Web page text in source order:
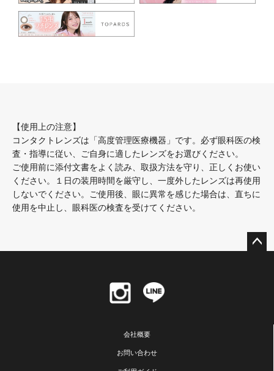
【使用上の注意】
コンタクトレンズは「高度管理医療機器」です。必ず眼科医の検
査・指導に従い、ご自身に適したレンズをお選びください。
ご使用前に添付文書をよく読み、取扱方法を守り、正しくお使い
ください。１日の装用時間を厳守し、一度外したレンズは再使用
しないでください。ご使用後、眼に異常を感じた場合は、直ちに
使用を中止し、眼科医の検査を受けてください。
会社概要
お問い合わせ